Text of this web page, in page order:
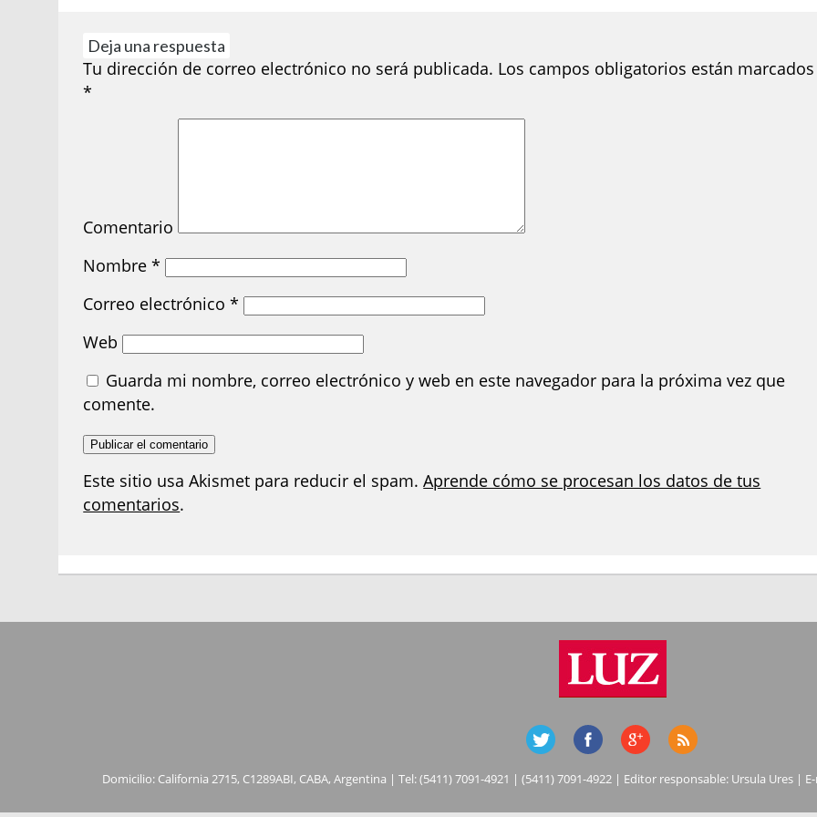
Deja una respuesta
Tu dirección de correo electrónico no será publicada. Los campos obligatorios están
*
Comentario
Nombre*
Correo electrónico*
Web
Guarda mi nombre, correo electrónico y web en este navegador para la próxima vez que
comente.
Este sitio usa Akismet para reducir el spam.Aprende cómo se procesan los datos de tus
comentarios.
Domicilio: California 2715, C1289ABI, CABA, Argentina | Tel: (5411) 7091-4921 | (5411) 7091-4922 | Editor responsable: Ursula Ures |